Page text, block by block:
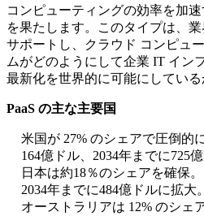
コンピューティングの効率を加
を果たします。このタイプは、
サポートし、クラウド コンピュ
ムがどのようにして企業 IT イン
最新化を世界的に可能にしている
PaaS の主な主要国
米国が 27% のシェアで圧倒的
164億ドル、2034年までに725
日本は約18％のシェアを確保。
2034年までに484億ドルに拡大。
オーストラリアは 12% のシェ